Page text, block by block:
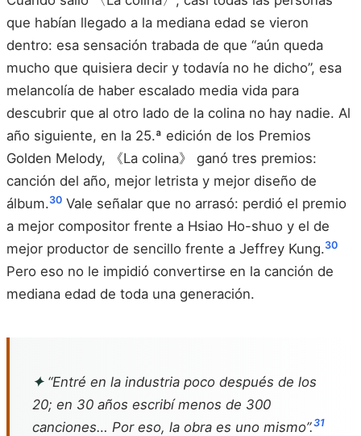
que habían llegado a la mediana edad se vieron
dentro: esa sensación trabada de que “aún queda
mucho que quisiera decir y todavía no he dicho”, esa
melancolía de haber escalado media vida para
descubrir que al otro lado de la colina no hay nadie. Al
año siguiente, en la 25.ª edición de los Premios
Golden Melody, 《La colina》 ganó tres premios:
canción del año, mejor letrista y mejor diseño de
álbum.30 Vale señalar que no arrasó: perdió el premio
a mejor compositor frente a Hsiao Ho-shuo y el de
mejor productor de sencillo frente a Jeffrey Kung.30
Pero eso no le impidió convertirse en la canción de
mediana edad de toda una generación.
✦“Entré en la industria poco después de los
20; en 30 años escribí menos de 300
canciones… Por eso, la obra es uno mismo”.31